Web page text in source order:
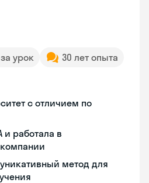
урок
30 лет опыта
с отличием по
работала в
метод для